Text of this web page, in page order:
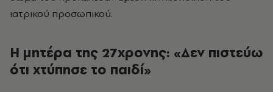
ιατρικού προσωπικού.
Η μητέρα της 27χρονης: «Δεν πιστεύω
ότι χτύπησε το παιδί»